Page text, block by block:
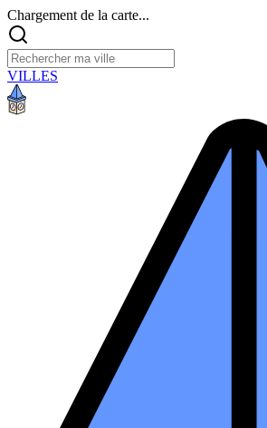
Chargement de la carte...
VILLES